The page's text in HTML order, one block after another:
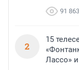
91 863
2
15
Лассо»